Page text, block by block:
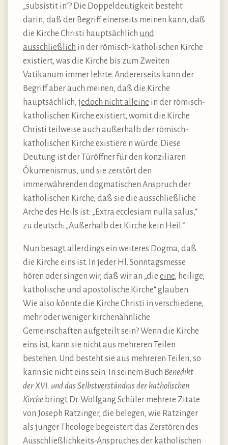
„subsistit in“? Die Doppeldeutigkeit besteht
darin, daß der Begriff einerseits meinen kann, daß
die Kirche Christi hauptsächlich und
ausschließlich in der römisch-katholischen Kirche
existiert, was die Kirche bis zum Zweiten
Vatikanum immer lehrte. Andererseits kann der
Begriff aber auch meinen, daß die Kirche
hauptsächlich, jedoch nicht alleine in der römisch-
katholischen Kirche existiert, womit die Kirche
Christi teilweise auch außerhalb der römisch-
katholischen Kirche existiere n würde. Diese
Deutung ist der Türöffner für den konziliaren
Ökumenismus, und sie zerstört den
immerwährenden dogmatischen Anspruch der
katholischen Kirche, daß sie die ausschließliche
Arche des Heils ist: „Extra ecclesiam nulla salus,“
zu deutsch: „Außerhalb der Kirche kein Heil.“
Nun besagt allerdings ein weiteres Dogma, daß
die Kirche eins ist. In jeder Hl. Sonntagsmesse
hören oder singen wir, daß wir an „die eine, heilige,
katholische und apostolische Kirche“ glauben.
Wie also könnte die Kirche Christi in verschiedene,
mehr oder weniger kirchenähnliche
Gemeinschaften aufgeteilt sein? Wenn die Kirche
eins ist, kann sie nicht aus mehreren Teilen
bestehen. Und besteht sie aus mehreren Teilen, so
kann sie nicht eins sein. In seinem Buch Benedikt
der XVI. und das Selbstverständnis der katholischen
Kirche bringt Dr. Wolfgang Schüler mehrere Zitate
von Joseph Ratzinger, die belegen, wie Ratzinger
als junger Theologe begeistert das Zerstören des
Ausschließlichkeits-Anspruches der katholischen